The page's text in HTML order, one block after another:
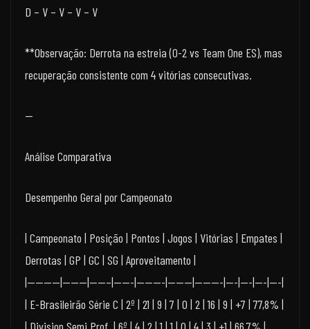
D – V – V – V – V
**Observação: Derrota na estreia (0-2 vs Team One ES), mas
recuperação consistente com 4 vitórias consecutivas.
—
Análise Comparativa
Desempenho Geral por Campeonato
| Campeonato | Posição | Pontos | Jogos | Vitórias | Empates |
Derrotas | GP | GC | SG | Aproveitamento |
|————|———|——–|——-|———-|———|———-|—-|—-|—-|—-|
| E-Brasileirão Série C | 2º | 21 | 9 | 7 | 0 | 2 | 16 | 9 | +7 | 77,8% |